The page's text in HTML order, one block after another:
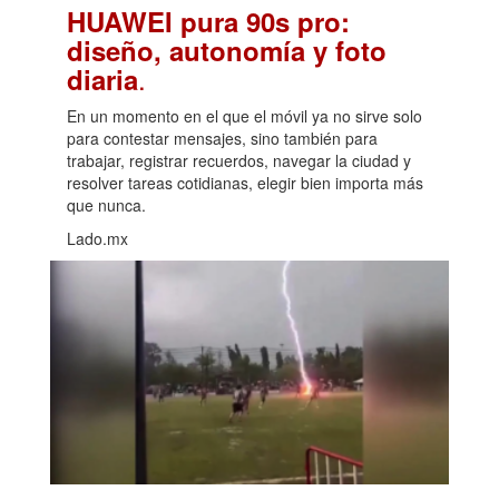
HUAWEI pura 90s pro:
diseño, autonomía y foto
diaria.
En un momento en el que el móvil ya no sirve solo
para contestar mensajes, sino también para
trabajar, registrar recuerdos, navegar la ciudad y
resolver tareas cotidianas, elegir bien importa más
que nunca.
Lado.mx